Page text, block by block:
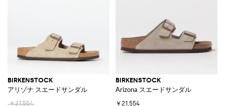
BIRKENSTOCK
アリゾナ スエードサンダル
￥21,554
BIRKENSTOCK
Arizona スエードサンダル
￥21,554